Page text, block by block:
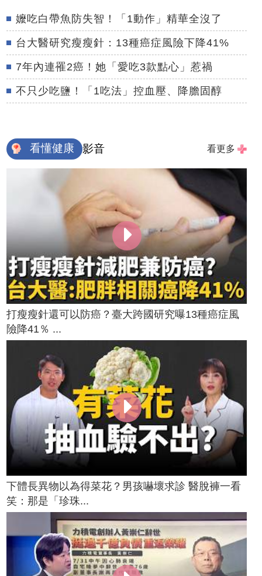
嬤吃白帶魚防失智！「1動作」精華全沒了
台大醫研究瘦瘦針：13種癌症風險下降41%
7年內連罹2癌！她「愛吃3款點心」惹禍
不只少吃鹽！「1吃法」控血壓、降膽固醇
看懂健康 影音 看更多
打瘦瘦針還可以防癌？臺大跨國研究曝13種癌症風
險降41％ ...
下體長異物以為得菜花？男孩嚇壞求診 醫脫褲一看
笑：那是「珍珠...